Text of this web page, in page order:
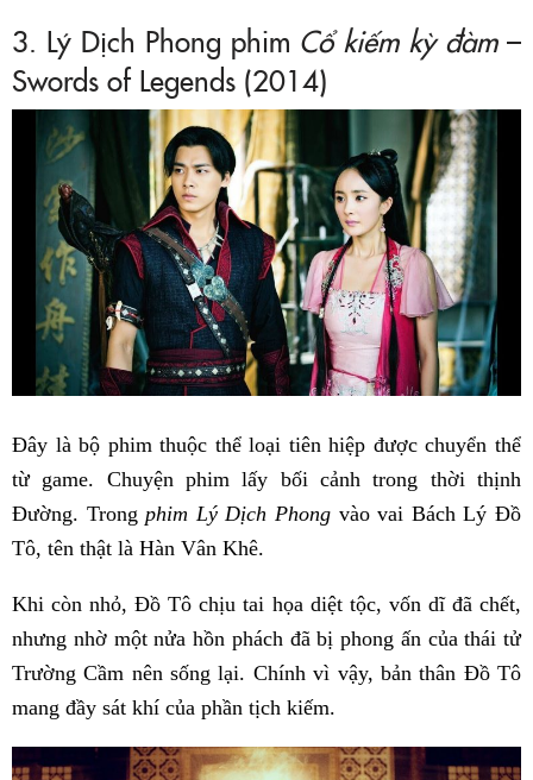
3. Lý Dịch Phong phim Cổ kiếm kỳ đàm–
Swords of Legends (2014)
Đây là bộ phim thuộc thể loại tiên hiệp được chuyển thể
từ game. Chuyện phim lấy bối cảnh trong thời thịnh
Đường. Trong phim Lý Dịch Phong vào vai Bách Lý Đồ
Tô, tên thật là Hàn Vân Khê.
Khi còn nhỏ, Đồ Tô chịu tai họa diệt tộc, vốn dĩ đã chết,
nhưng nhờ một nửa hồn phách đã bị phong ấn của thái tử
Trường Cầm nên sống lại. Chính vì vậy, bản thân Đồ Tô
mang đầy sát khí của phần tịch kiếm.